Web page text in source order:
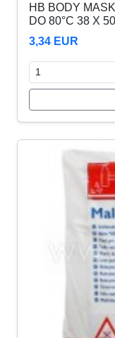
HB BODY
DO 80°C 38 X 50
3,34 EUR